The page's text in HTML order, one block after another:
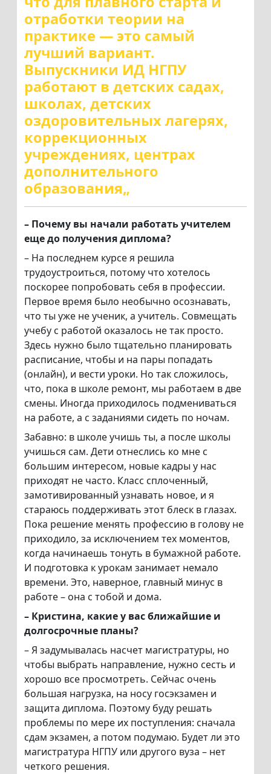
отработки теории на
практике — это самый
лучший вариант.
Выпускники ИД НГПУ
работают в детских садах,
школах, детских
оздоровительных лагерях,
коррекционных
учреждениях, центрах
дополнительного
образования„
– Почему вы начали работать учителем
еще до получения диплома?
– На последнем курсе я решила
трудоустроиться, потому что хотелось
поскорее попробовать себя в профессии.
Первое время было необычно осознавать,
что ты уже не ученик, а учитель. Совмещать
учебу с работой оказалось не так просто.
Здесь нужно было тщательно планировать
расписание, чтобы и на пары попадать
(онлайн), и вести уроки. Но так сложилось,
что, пока в школе ремонт, мы работаем в две
смены. Иногда приходилось подмениваться
на работе, а с заданиями сидеть по ночам.
Забавно: в школе учишь ты, а после школы
учишься сам. Дети отнеслись ко мне с
большим интересом, новые кадры у нас
приходят не часто. Класс сплоченный,
замотивированный узнавать новое, и я
стараюсь поддерживать этот блеск в глазах.
Пока решение менять профессию в голову не
приходило, за исключением тех моментов,
когда начинаешь тонуть в бумажной работе.
И подготовка к урокам занимает немало
времени. Это, наверное, главный минус в
работе – она с тобой и дома.
– Кристина, какие у вас ближайшие и
долгосрочные планы?
– Я задумывалась насчет магистратуры, но
чтобы выбрать направление, нужно сесть и
хорошо все просмотреть. Сейчас очень
большая нагрузка, на носу госэкзамен и
защита диплома. Поэтому буду решать
проблемы по мере их поступления: сначала
сдам экзамен, а потом подумаю. Будет ли это
магистратура НГПУ или другого вуза – нет
четкого решения.